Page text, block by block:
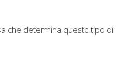
che determina questo tipo di